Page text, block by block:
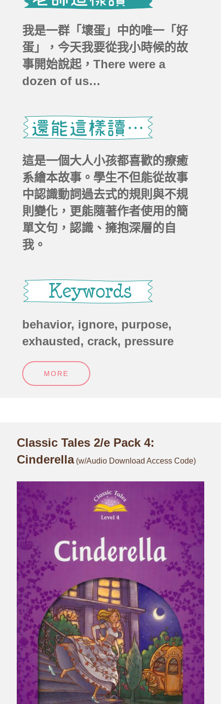
我是一群「壞蛋」中的唯一「好
蛋」，今天我要從我小時候的故
事開始說起，There were a
dozen of us…
這是一個大人小孩都喜歡的療癒
系繪本故事。學生不但能從故事
中認識動詞過去式的規則與不規
則變化，更能隨著作者使用的簡
單文句，認識、擁抱深層的自
我。
behavior, ignore, purpose,
exhausted, crack, pressure
MORE
Classic Tales 2/e Pack 4:
Cinderella(w/Audio Download Access Code)